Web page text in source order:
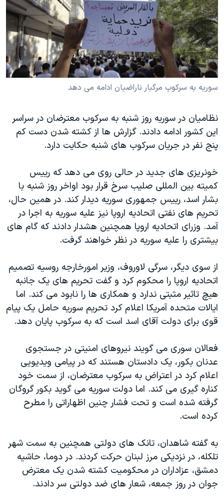
فرهنگ و زندگی
حقوق شهروندی
اقتصادی
علم و فناوری
آرشیو پخش زنده
مستندها
انتخابات ریاست جمهوری آمریکا ۲۰۲۴
حمله جمهوری اسلامی به اسرائیل
رمز مهسا
ورزش زنان در ایران
مجموعه مستندهای دادخواهی
تریبونال مردمی آبان ۹۸
چهل سال گروگان‌گیری
قانون شفافیت دارائی کادر رهبری ایران
اعتراضات مردمی آبان ۹۸
اسرائیل در جنگ
نرگس محمدی برنده جایزه نوبل صلح
همایش محافظه‌کاران آمریکا «سی‌پک»
صفحه‌های ویژه
سفر پرزیدنت ترامپ به چین
دنبال کنید
زبانهای مختلف
سوریه به سرکوب مرگبار ناراضیان ادامه می دهد
نظامیان در سوریه روز شنبه به سرکوب معترضان در سراسر
این کشور ادامه دادند. گزارش ها از کشته شدن دست کم
پنج نفر در جریان سرکوب های شنبه حکایت دارد.
خونریزی های جدید در حالی روی می دهد که رییس
کمیته بین المللی صلیب سرخ قرار بود اواخر روز شنبه با
بشار اسد، رییس جمهوری سوریه دیدار کند. در همین حال،
تحریم های نفتی اتحادیه اروپا نیز علیه سوریه به اجرا در
آمد. وزرای اتحادیه اروپا همچنین هشدار دادند که گام های
بیشتری را علیه سوریه در نظر خواهند گرفت.
از سوی دیگر، سرگی لاوروف، وزیر امورخارجه روسیه تصمیم
اتحادیه اروپا را محکوم کرد و گفت تحریم های یک جانبه
هیچ تاثیر مثبتی ندارد و همکاری ها را نابود می کند. اما
ایالات متحده آمریکا اعلام کرد تحریم سوریه حامل یک پیام
قوی برای دولت آقای اسد است که به سرکوب پایان دهد.
فعالان سوری می گویند نیروهای امنیتی در جستجوی
عدنان بکور، یک دادستان هستند که در پیامی ویدیویی
اعلام کرد در اعتراض به سرکوب معترضان، از سمت خود
کناره گیری می کند. اما دولت سوریه می گوید بکور گروگان
گرفته شده است و تحت فشار چنین اظهاراتی را مطرح
کرده است.
به گفته شاهدان، تانک های دولتی همچنین به سمت شهر
تلکله، در نزدیکی مرز لبنان حرکت کردند. در دوما، حاشیه
دمشق، عزاداران در محکومیت کشته شدن یک معترض
جوان در روز جمعه، شعار های ضد دولتی سر دادند.